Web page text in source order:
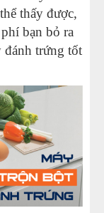
thấy được,
bạn bỏ ra
đánh trứng tốt